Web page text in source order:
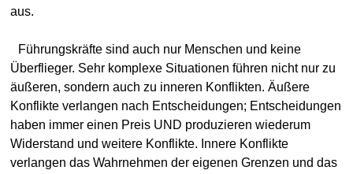
aus.
Führungskräfte sind auch nur Menschen und keine
Überflieger. Sehr komplexe Situationen führen nicht nur zu
äußeren, sondern auch zu inneren Konflikten. Äußere
Konflikte verlangen nach Entscheidungen; Entscheidungen
haben immer einen Preis UND produzieren wiederum
Widerstand und weitere Konflikte. Innere Konflikte
verlangen das Wahrnehmen der eigenen Grenzen und das